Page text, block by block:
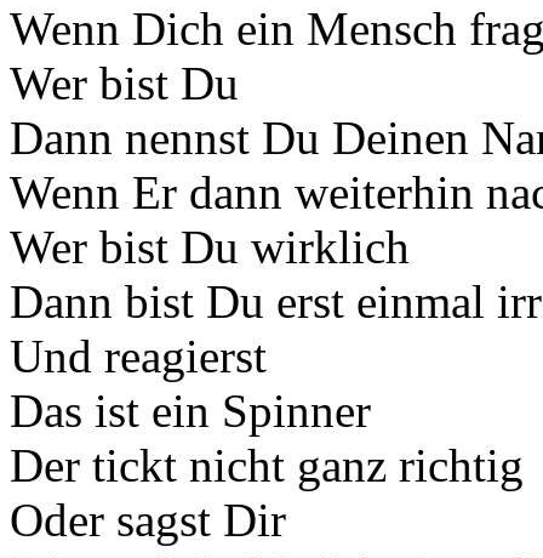
Wenn Dich ein Mensch
Wer bist Du
Dann nennst Du Deinen
Wenn Er dann weiterhin
Wer bist Du wirklich
Dann bist Du erst einmal
Und reagierst
Das ist ein Spinner
Der tickt nicht ganz richtig
Oder sagst Dir